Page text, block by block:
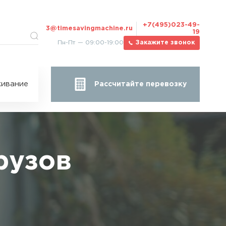
3@timesavingmachine.ru
+7(495)023-49-
19
Пн-Пт — 09:00-19:00
Закажите звонок
Рассчитайте перевозку